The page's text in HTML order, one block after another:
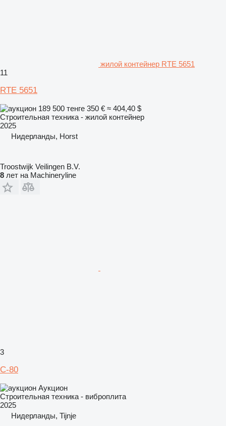
жилой контейнер RTE 5651
11
RTE 5651
189 500 тенге 350 € ≈ 404,40 $
Строительная техника - жилой контейнер
2025
Нидерланды, Horst
Troostwijk Veilingen B.V.
8 лет на Machineryline
3
C-80
Аукцион
Строительная техника - виброплита
2025
Нидерланды, Tijnje